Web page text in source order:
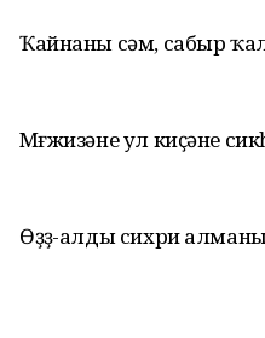
Ҡайнаны сәм, сабыр
Мөғжизәне ул киҫәне
Өҙҙө-алды сихри